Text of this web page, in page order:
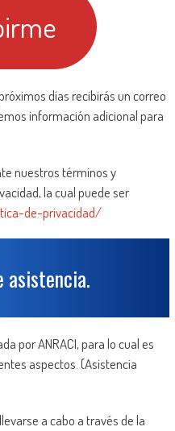
días recibirás un correo
información adicional para
nuestros términos y
la cual puede ser
de-privacidad/
asistencia.
por ANRACI, para lo cual es
aspectos. (Asistencia
a cabo a través de la